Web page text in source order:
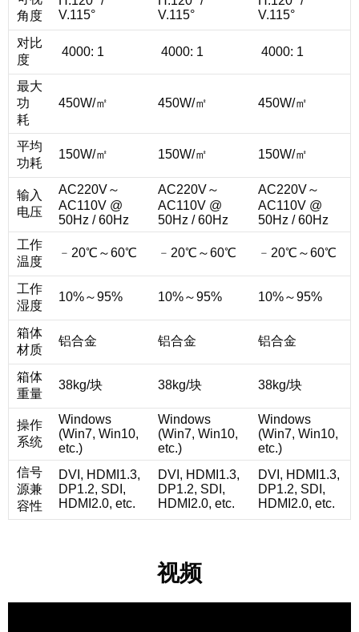
角度
V.115°
V.115°
V.115°
对比
度
4000: 1 4000: 1 4000: 1
最大
功
耗
450W/㎡ 450W/㎡ 450W/㎡
平均
功耗
150W/㎡ 150W/㎡ 150W/㎡
输入
电压
AC220V～
AC110V @
50Hz / 60Hz
AC220V～
AC110V @
50Hz / 60Hz
AC220V～
AC110V @
50Hz / 60Hz
工作
温度
﹣20℃～60℃ ﹣20℃～60℃ ﹣20℃～60℃
工作
湿度
10%～95% 10%～95% 10%～95%
箱体
材质
铝合金 铝合金 铝合金
箱体
重量
38kg/块 38kg/块 38kg/块
操作
系统
Windows
(Win7, Win10,
etc.)
Windows
(Win7, Win10,
etc.)
Windows
(Win7, Win10,
etc.)
信号
源兼
容性
DVI, HDMI1.3,
DP1.2, SDI,
HDMI2.0, etc.
DVI, HDMI1.3,
DP1.2, SDI,
HDMI2.0, etc.
DVI, HDMI1.3,
DP1.2, SDI,
HDMI2.0, etc.
视频